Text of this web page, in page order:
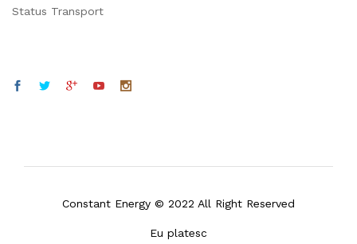
Status Transport
Constant Energy © 2022 All Right Reserved
Eu platesc